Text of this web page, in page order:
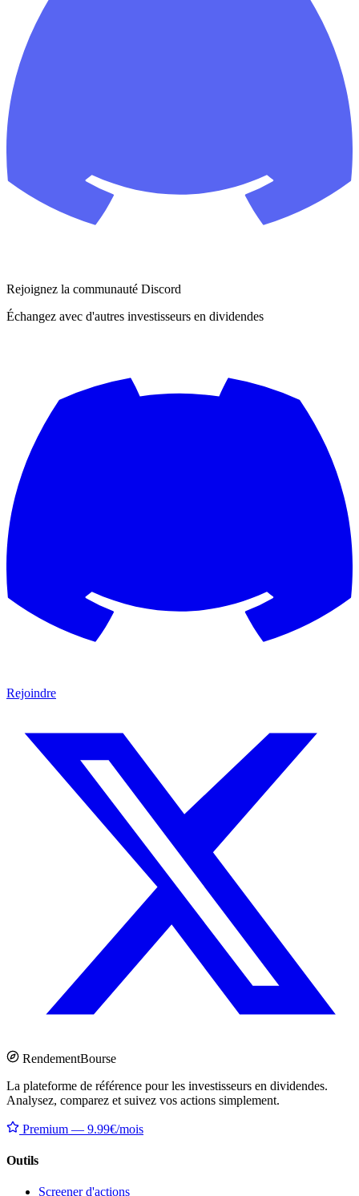
Rejoignez la communauté Discord
Échangez avec d'autres investisseurs en dividendes
Rejoindre
RendementBourse
La plateforme de référence pour les investisseurs en dividendes.
Analysez, comparez et suivez vos actions simplement.
Premium — 9.99€/mois
Outils
Screener d'actions